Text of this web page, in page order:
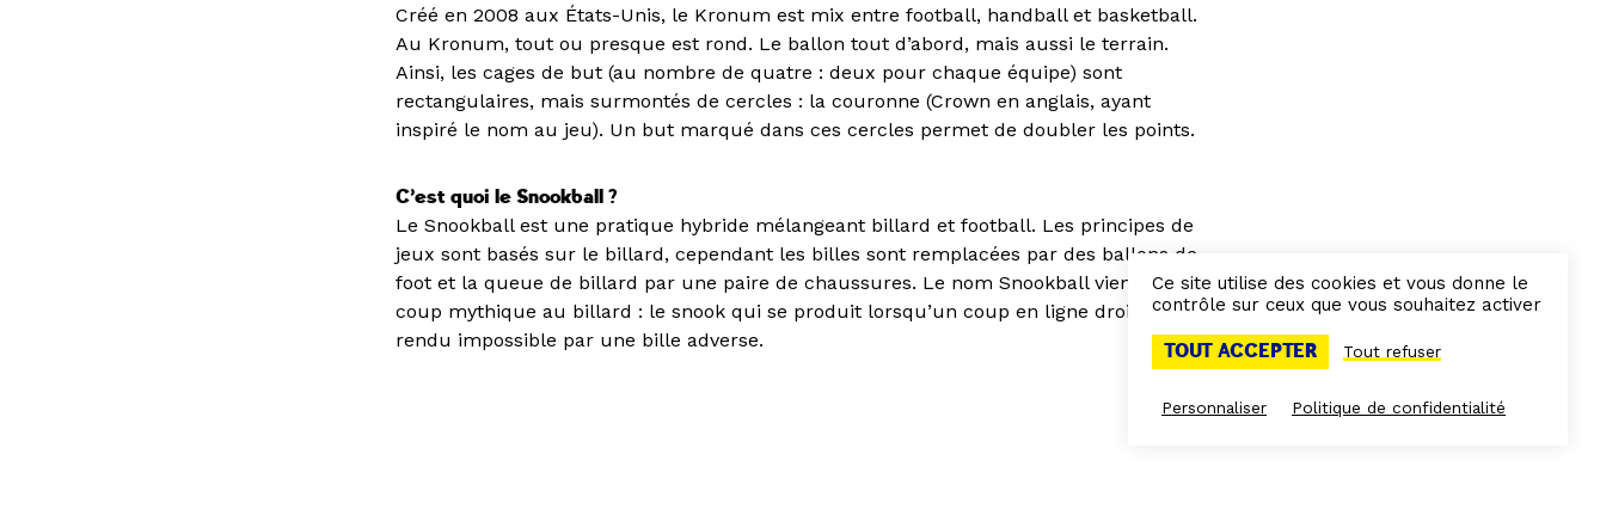
Créé en 2008 aux États-Unis, le Kronum est mix entre football, handball et basketball.
Au Kronum, tout ou presque est rond. Le ballon tout d’abord, mais aussi le terrain.
Ainsi, les cages de but (au nombre de quatre : deux pour chaque équipe) sont
rectangulaires, mais surmontés de cercles : la couronne (Crown en anglais, ayant
inspiré le nom au jeu). Un but marqué dans ces cercles permet de doubler les points.
C’est quoi le Snookball ?
Le Snookball est une pratique hybride mélangeant billard et football. Les principes de
jeux sont basés sur le billard, cependant les billes sont remplacées par des ballons de
foot et la queue de billard par une paire de chaussures. Le nom Snookball vient d’un
coup mythique au billard : le snook qui se produit lorsqu’un coup en ligne droite est
rendu impossible par une bille adverse.
Ce site utilise des cookies et vous donne le
contrôle sur ceux que vous souhaitez activer
TOUT ACCEPTER Tout refuser
Personnaliser Politique de confidentialité